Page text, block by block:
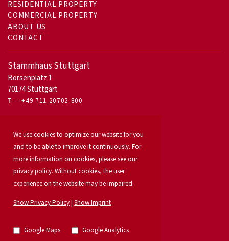
RESIDENTIAL PROPERTY
COMMERCIAL PROPERTY
ABOUT US
CONTACT
Stammhaus Stuttgart
Börsenplatz 1
70174 Stuttgart
T +49 711 20702-800
Office letting
Our services
Launch your property
Industrial & logistics
Our team
Property search
Property listings
We use cookies to optimize our website for you
and to be able to improve it continuously. For
more information on cookies, please see our
privacy policy. Without cookies, the user
experience on the website may be impaired.
Show Privacy Policy |Show Imprint
Google Maps Google Analytics